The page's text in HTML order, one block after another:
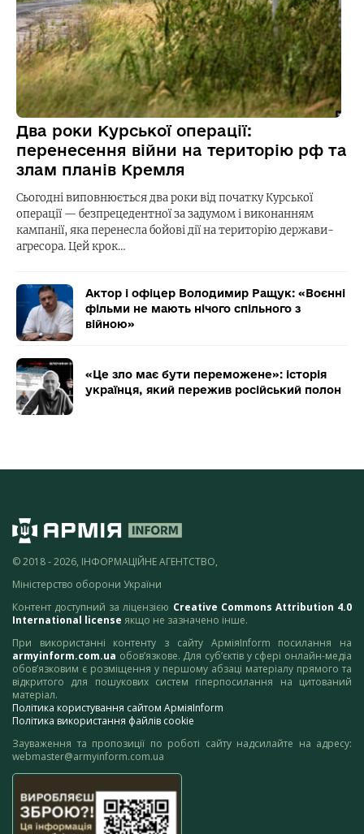
Два роки Курської операції:
перенесення війни на територію рф та
злам планів Кремля
Сьогодні виповнюється два роки від початку Курської
операції — безпрецедентної за задумом і виконанням
кампанії, яка перенесла бойові дії на територію держави-
агресора. Цей крок…
Актор і офіцер Володимир Ращук: «Воєнні
фільми не мають нічого спільного з
війною»
«Це зло має бути переможене»: історія
українця, який пережив російський полон
© 2018 - 2026, ІНФОРМАЦІЙНЕ АГЕНТСТВО,
Міністерство оборони України
Контент доступний за ліцензією Creative Commons Attribution 4.0
International license якщо не зазначено інше.
При використанні контенту з сайту АрміяInform посилання на
armyinform.com.ua обов’язкове. Для суб’єктів у сфері онлайн-медіа
обов’язковим є розміщення у першому абзаці матеріалу прямого та
відкритого для пошукових систем гіперпосилання на цитований
матеріал.
Політика користування сайтом АрміяInform
Політика використання файлів cookie
Зауваження та пропозиції по роботі сайту надсилайте на адресу:
webmaster@armyinform.com.ua